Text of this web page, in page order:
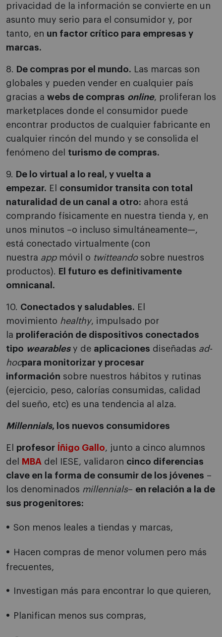
privacidad de la información se convierte en un
asunto muy serio para el consumidor y, por
tanto, en un factor crítico para empresas y
marcas.
8. De compras por el mundo. Las marcas son
globales y pueden vender en cualquier país
gracias a webs de compras online, proliferan los
marketplaces donde el consumidor puede
encontrar productos de cualquier fabricante en
cualquier rincón del mundo y se consolida el
fenómeno del turismo de compras.
9. De lo virtual a lo real, y vuelta a
empezar. El consumidor transita con total
naturalidad de un canal a otro: ahora está
comprando físicamente en nuestra tienda y, en
unos minutos –o incluso simultáneamente—,
está conectado virtualmente (con
nuestra appmóvil o twitteandosobre nuestros
productos). El futuro es definitivamente
omnicanal.
10. Conectados y saludables. El
movimiento healthy, impulsado por
la proliferación de dispositivos conectados
tipo wearablesy de aplicaciones diseñadas ad-
hocpara monitorizar y procesar
información sobre nuestros hábitos y rutinas
(ejercicio, peso, calorías consumidas, calidad
del sueño, etc) es una tendencia al alza.
Millennials, los nuevos consumidores
El profesor Íñigo Gallo, junto a cinco alumnos
del
MBA del IESE, validaron cinco diferencias
clave en la forma de consumir de los jóvenes –
los denominados millennials– en relación a la de
sus progenitores:
Son menos leales a tiendas y marcas,
Hacen compras de menor volumen pero más
frecuentes,
Investigan más para encontrar lo que quieren,
Planifican menos sus compras,